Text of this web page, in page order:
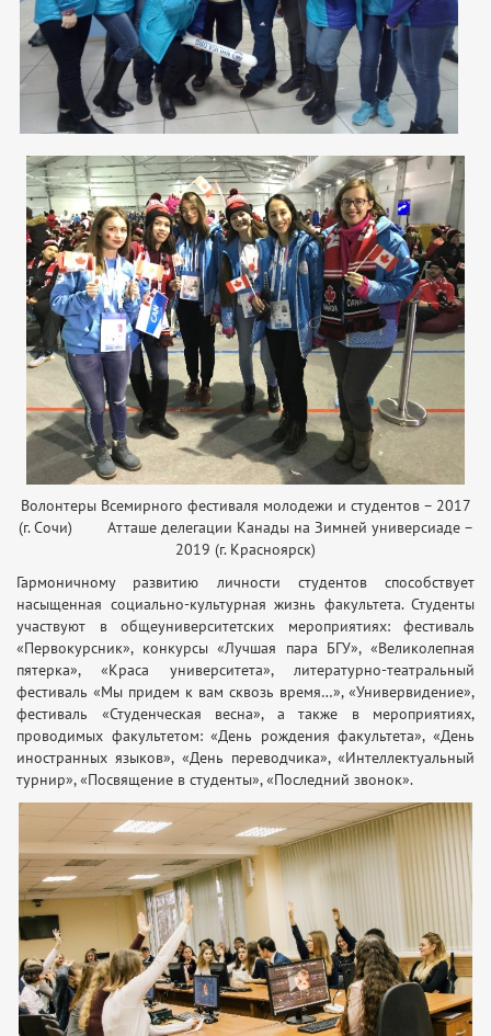
Волонтеры Всемирного фестиваля молодежи и студентов – 2017
(г. Сочи) Атташе делегации Канады на Зимней универсиаде –
2019 (г. Красноярск)
Гармоничному развитию личности студентов способствует
насыщенная социально-культурная жизнь факультета. Студенты
участвуют в общеуниверситетских мероприятиях: фестиваль
«Первокурсник», конкурсы «Лучшая пара БГУ», «Великолепная
пятерка», «Краса университета», литературно-театральный
фестиваль «Мы придем к вам сквозь время…», «Универвидение»,
фестиваль «Студенческая весна», а также в мероприятиях,
проводимых факультетом: «День рождения факультета», «День
иностранных языков», «День переводчика», «Интеллектуальный
турнир», «Посвящение в студенты», «Последний звонок».